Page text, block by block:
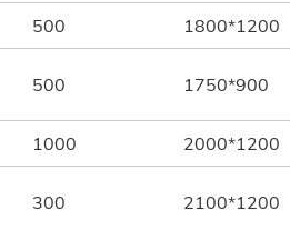
500 1800*1200
500 1750*900
1000 2000*1200
300 2100*1200